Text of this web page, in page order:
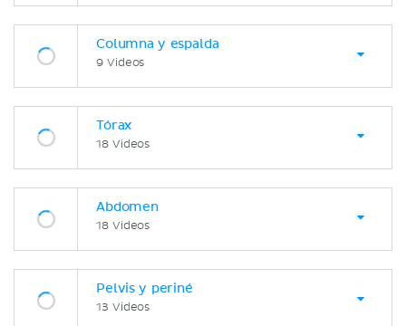
Columna y espalda
9 Videos
Tórax
18 Videos
Abdomen
18 Videos
Pelvis y periné
13 Videos